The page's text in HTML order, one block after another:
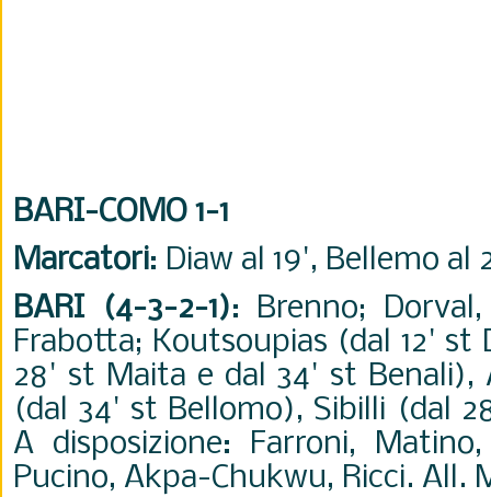
BARI-COMO 1-1
Marcatori: Diaw al 19', Bellemo al
BARI (4-3-2-1): Brenno;
Frabotta; Koutsoupias (dal 12' st
28' st Maita e dal 34' st Benali),
(dal 34' st Bellomo), Sibilli (dal
A disposizione: Farroni,
Pucino, Akpa-Chukwu, Ricci. All.